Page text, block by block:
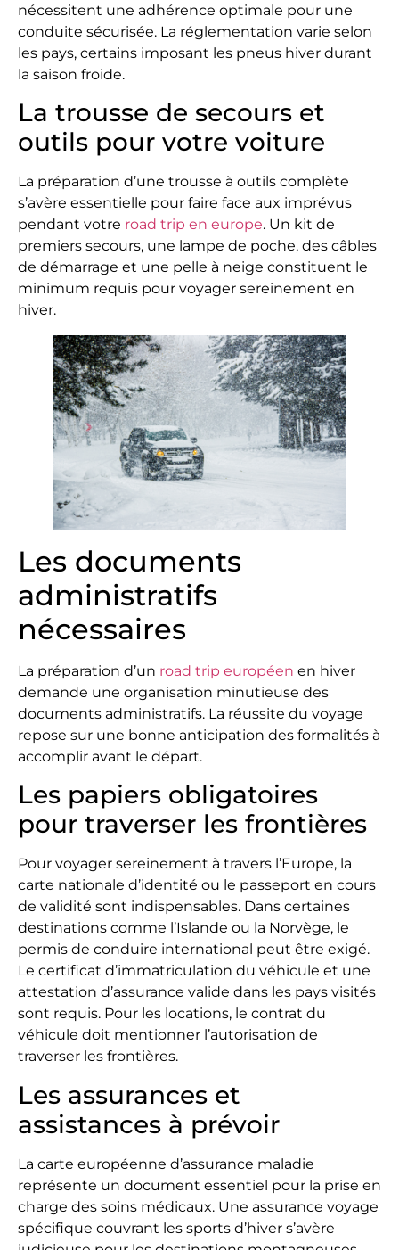
nécessitent une adhérence optimale pour une
conduite sécurisée. La réglementation varie selon
les pays, certains imposant les pneus hiver durant
la saison froide.
La trousse de secours et
outils pour votre voiture
La préparation d’une trousse à outils complète
s’avère essentielle pour faire face aux imprévus
pendant votre road trip en europe. Un kit de
premiers secours, une lampe de poche, des câbles
de démarrage et une pelle à neige constituent le
minimum requis pour voyager sereinement en
hiver.
Les documents
administratifs
nécessaires
La préparation d’un road trip européen en hiver
demande une organisation minutieuse des
documents administratifs. La réussite du voyage
repose sur une bonne anticipation des formalités à
accomplir avant le départ.
Les papiers obligatoires
pour traverser les frontières
Pour voyager sereinement à travers l’Europe, la
carte nationale d’identité ou le passeport en cours
de validité sont indispensables. Dans certaines
destinations comme l’Islande ou la Norvège, le
permis de conduire international peut être exigé.
Le certificat d’immatriculation du véhicule et une
attestation d’assurance valide dans les pays visités
sont requis. Pour les locations, le contrat du
véhicule doit mentionner l’autorisation de
traverser les frontières.
Les assurances et
assistances à prévoir
La carte européenne d’assurance maladie
représente un document essentiel pour la prise en
charge des soins médicaux. Une assurance voyage
spécifique couvrant les sports d’hiver s’avère